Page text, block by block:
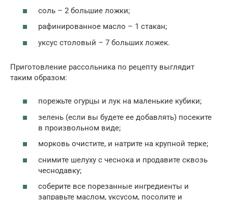
соль – 2 большие ложки;
рафинированное масло – 1 стакан;
уксус столовый – 7 больших ложек.
Приготовление рассольника по рецепту выглядит
таким образом:
порежьте огурцы и лук на маленькие кубики;
зелень (если вы будете ее добавлять) посеките
в произвольном виде;
морковь очистите, и натрите на крупной терке;
снимите шелуху с чеснока и продавите сквозь
чеснодавку;
соберите все порезанные ингредиенты и
заправьте маслом, уксусом, посолите и